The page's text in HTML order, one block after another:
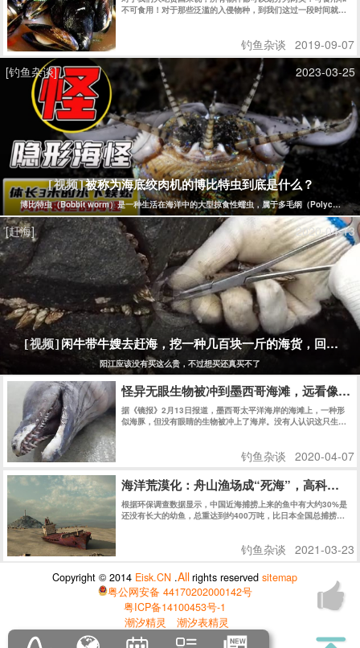
不可食用！对于那些泛滥的入侵物种，到我们这过一段时间就成
钓鱼杂谈 2019-09-07
[钓鱼杂谈]
2023-03-25
[视频]被称为海底绞肉机的博比特虫到底是什么？
博比特虫（Bobbit worm）是一种生活在海洋中的大型掠食性蠕虫，属于多毛纲（Polychaeta
[赶海] 2020-04-13
[视频] 闲牛带牛嫂去赶海，挖一种几百块一斤的海货，回家煮
阳江应该没有买这么贵，不过想买还真买不了
怪异无眼生物被冲到墨西哥海滩，远看像海
据《镜报》2月13日报道，墨西哥太平洋海岸的海滩上，一种形
似海豚，但没有眼睛的生物被冲上了海岸。没有人认识这只生
钓鱼杂谈 2020-04-07
海洋荒漠化：舟山渔场成“死海”，高科技让
根据环保调查数据显示，中国近海捕捞上来的鱼中有大约30%是
还没有长大的幼鱼，总重达到约400万吨，比日本全国总捕捞量
钓鱼杂谈 2021-03-23
Copyright © 2014 Eisk.CN .Allrights reservedsitemap
粤公网安备 44170202000142号
粤ICP备14100453号-1
潮汐精灵
潮汐表精灵